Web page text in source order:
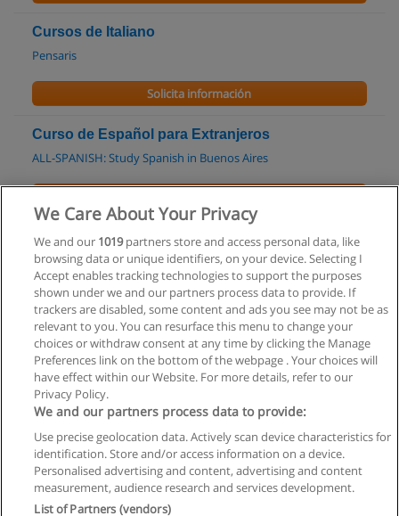
Cursos de Italiano
Pensaris
Solicita información
Curso de Español para Extranjeros
ALL-SPANISH: Study Spanish in Buenos Aires
Curso de Español
ALL-SPANISH: Study Spanish in Buenos Aires
Solicita información
Privacidad de datos
Contactar con Educaedu
Copyright © Educaedu Business S.L. - CIF : B-95610580: -
We Care About Your Privacy
We and our 1019partners store and access personal data, like
browsing data or unique identifiers, on your device. Selecting I
Accept enables tracking technologies to support the purposes
shown under we and our partners process data to provide. If
trackers are disabled, some content and ads you see may not be as
relevant to you. You can resurface this menu to change your
choices or withdraw consent at any time by clicking the Manage
Preferences link on the bottom of the webpage . Your choices will
have effect within our Website. For more details, refer to our
Privacy Policy.
We and our partners process data to provide:
Use precise geolocation data. Actively scan device characteristics for
identification. Store and/or access information on a device.
Personalised advertising and content, advertising and content
measurement, audience research and services development.
List of Partners (vendors)